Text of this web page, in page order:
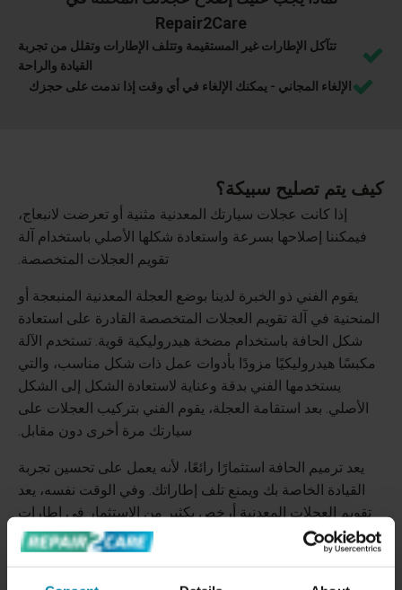
Repair2Care
تتآكل الإطارات غير المستقيمة وتتلف الإطارات وتقلل من تجربة
القيادة والراحة
الإلغاء المجاني - يمكنك الإلغاء في أي وقت إذا ندمت على حجزك
كيف يتم تصليح سبيكة؟
إذا كانت عجلات سيارتك المعدنية مثنية أو تعرضت لانبعاج،
فيمكننا إصلاحها بسرعة واستعادة شكلها الأصلي باستخدام آلة
تقويم العجلات المتخصصة.
يقوم الفني ذو الخبرة لدينا بوضع العجلة المعدنية المنبعجة أو
المنحنية في آلة تقويم العجلات المتخصصة القادرة على استعادة
شكل الحافة باستخدام مضخة هيدروليكية قوية. تستخدم الآلة
مكبسًا هيدروليكيًا مزودًا بأدوات عمل ذات شكل مناسب، والتي
يستخدمها الفني بدقة وعناية لاستعادة الشكل إلى الشكل
الأصلي. بعد استقامة العجلة، يقوم الفني بتركيب العجلات على
سيارتك مرة أخرى دون مقابل.
يعد ترميم الحافة استثمارًا رائعًا، لأنه يعمل على تحسين تجربة
القيادة الخاصة بك ويمنع تلف إطاراتك. وفي الوقت نفسه، يعد
تقويم العجلات المعدنية أرخص بكثير من الاستثمار في إطارات
جديدة تمامًا.